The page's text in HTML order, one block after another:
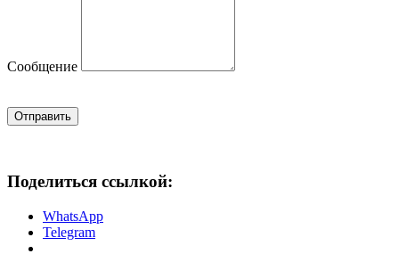
Сообщение
Отправить
Поделиться ссылкой:
WhatsApp
Telegram